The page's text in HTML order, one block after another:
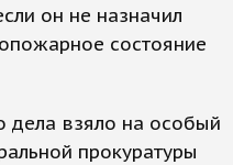
он не назначил
состояние
дела взяло на особый
прокуратуры